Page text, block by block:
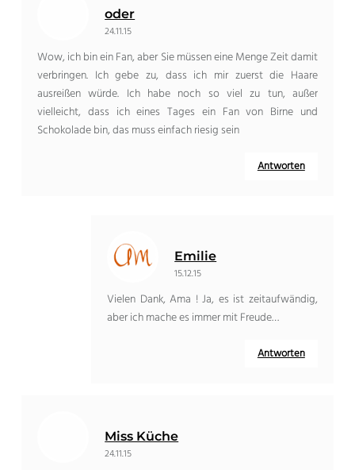
oder
24.11.15
Wow, ich bin ein Fan, aber Sie müssen eine Menge Zeit damit
verbringen. Ich gebe zu, dass ich mir zuerst die Haare
ausreißen würde. Ich habe noch so viel zu tun, außer
vielleicht, dass ich eines Tages ein Fan von Birne und
Schokolade bin, das muss einfach riesig sein
Antworten
Emilie
15.12.15
Vielen Dank, Ama ! Ja, es ist zeitaufwändig,
aber ich mache es immer mit Freude…
Antworten
Miss Küche
24.11.15